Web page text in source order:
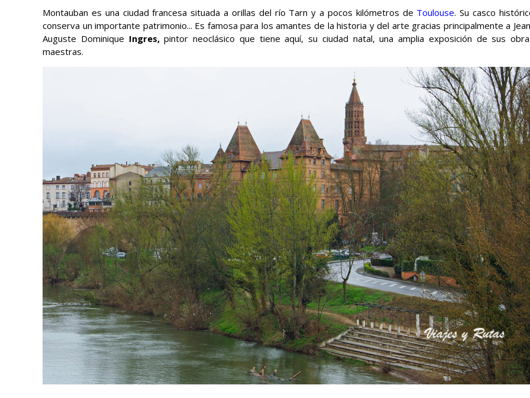
Montauban es una ciudad francesa situada a orillas del río Tarn y a pocos kilómetros de Toulouse. Su casco
conserva un importante patrimonio... Es famosa para los amantes de la historia y del arte gracias principalmente a
Auguste Dominique Ingres,pintor neoclásico que tiene aquí, su ciudad natal, una amplia exposición de sus
maestras.